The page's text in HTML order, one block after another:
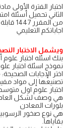
اختبار الفترة
الثاني تحميل أسئلة
اجاباتكم التعليمي
ويشمل الاختبار
بنك اسئله اختبار
نموذج اسئلة اختبار
اختر الإجابات
تصنيعها إلى مواد
اختبار علوم اول متوسط
هي وصف لشكل
بلورات المعادن
هي نوع صخور
بقاياها.